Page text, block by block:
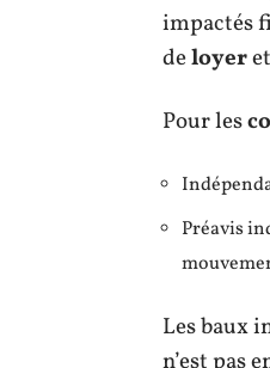
impactés
deloyer
Pour les
Préavis
Les baux